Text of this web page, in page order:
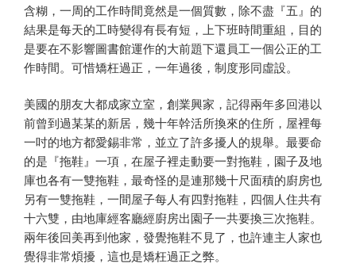
含糊，一周的工作時間竟然是一個質數，除不盡『五』的
結果是每天的工時變得有長有短，上下班時間重組，目的
是要在不影響圖書館運作的大前題下還員工一個公正的工
作時間。可惜矯枉過正，一年過後，制度形同虛設。
美國的朋友大都成家立室，創業興家，記得兩年多回港以
前曾到過某某的新居，幾十年幹活所換來的住所，屋裡每
一吋的地方都愛錫非常，並立了許多擾人的規舉。最要命
的是『拖鞋』一項，在屋子裡走動要一對拖鞋，園子及地
庫也各有一雙拖鞋，最奇怪的是連那幾十尺面積的廚房也
另有一雙拖鞋，一間屋子每人有四對拖鞋，四個人住共有
十六雙，由地庫經客廳經廚房出園子一共要換三次拖鞋。
兩年後回美再到他家，發覺拖鞋不見了，也許連主人家也
覺得非常煩擾，這也是矯枉過正之弊。